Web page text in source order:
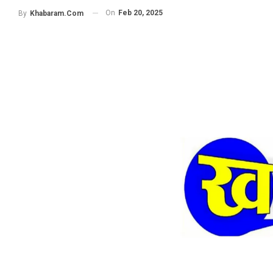
By Khabaram.Com On Feb 20, 2025